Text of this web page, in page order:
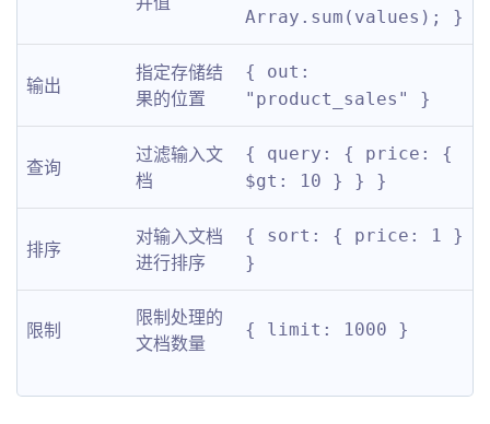
Array.sum(values); }
输出
指定存储结
果的位置
{ out:
"product_sales" }
查询
过滤输入文
档
{ query: { price: {
$gt: 10 } } }
排序
对输入文档
进行排序
{ sort: { price: 1 }
}
限制
限制处理的
文档数量
{ limit: 1000 }